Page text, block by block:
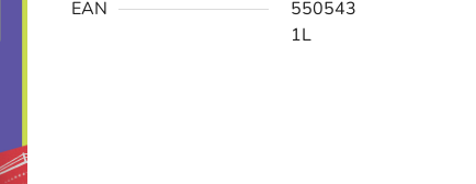
EAN
550543
1L